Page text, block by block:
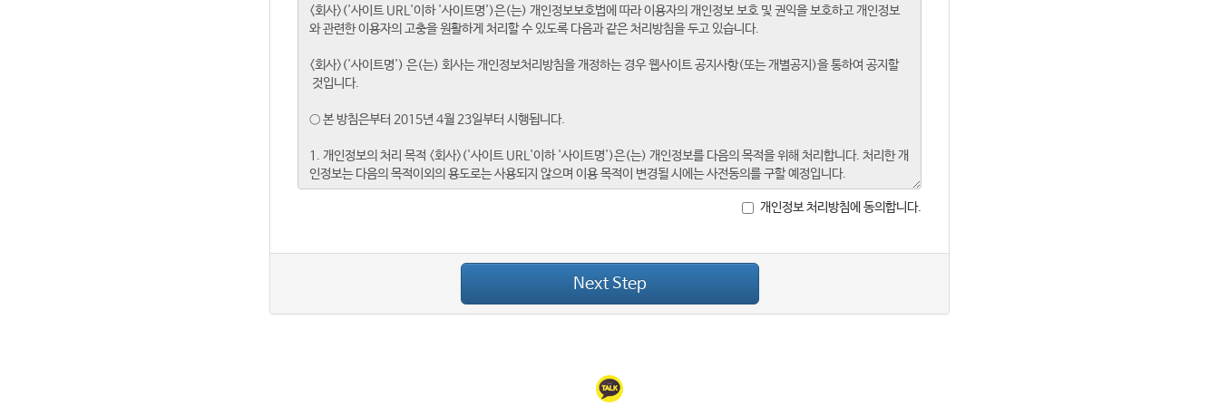
개인정보 처리방침에 동의합니다.
Next Step